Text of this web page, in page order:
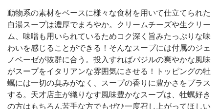
動物系の素材をベースに様々な食材を用いて仕立てられた
白湯スープは濃厚でまろやか。クリームチーズや生クリー
ム、味噌も用いられているためコク深く旨みたっぷりな味
わいを感じることができる！そんなスープには付属のジェ
ノベーゼが抜群に合う。投入すればバジルの爽やかな風味
がスープをイタリアンな雰囲気にさせる！トッピングの牡
蠣には一切の臭みがなく、スープの香りに豊かさをプラス
する。天才店主が織りなす風味豊かなスープは、牡蠣好き
の方はもちろん苦手な方でもぜひ一度召し上がってほしい